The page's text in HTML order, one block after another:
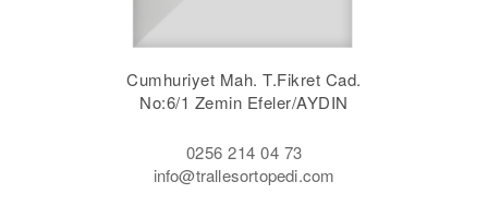
Cumhuriyet Mah. T.Fikret Cad.
No:6/1 Zemin Efeler/AYDIN
0256 214 04 73
info@trallesortopedi.com